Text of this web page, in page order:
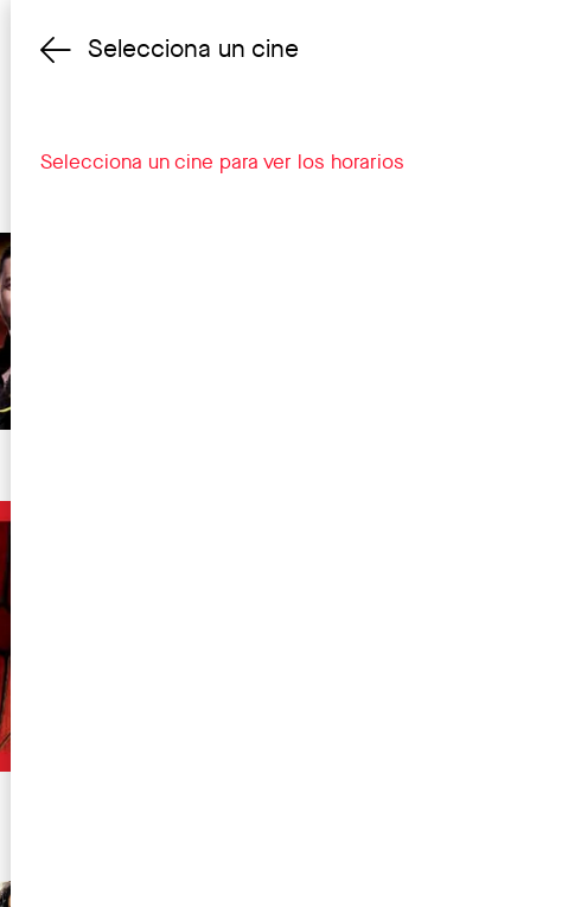
Cambiar cine
Selecciona un cine
Selecciona un cine para ver los horarios